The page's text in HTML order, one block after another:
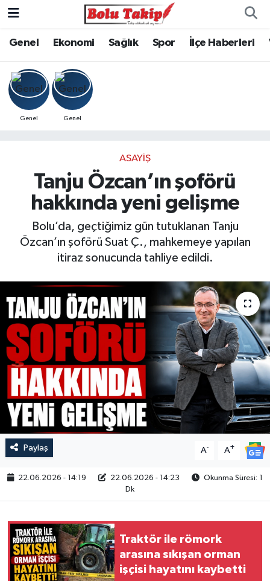
Genel Ekonomi Sağlık Spor İlçe Haberleri
Genel Genel
ASAYIŞ
Tanju Özcan’ın şoförü
hakkında yeni gelişme
Bolu’da, geçtiğimiz gün tutuklanan Tanju
Özcan’ın şoförü Suat Ç., mahkemeye yapılan
itiraz sonucunda tahliye edildi.
Paylaş A- A+
22.06.2026 - 14:19 22.06.2026 - 14:23
Okunma Süresi: 1
Dk
Traktör ile römork
arasına sıkışan orman
işçisi hayatını kaybetti